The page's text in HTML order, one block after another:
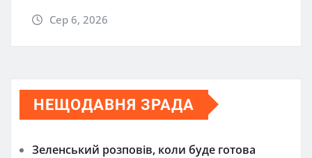
Сер 6, 2026
НЕЩОДАВНЯ ЗРАДА
Зеленський розповів, коли буде готова